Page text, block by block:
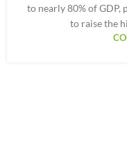
to nearly 80% of GDP,
to raise the